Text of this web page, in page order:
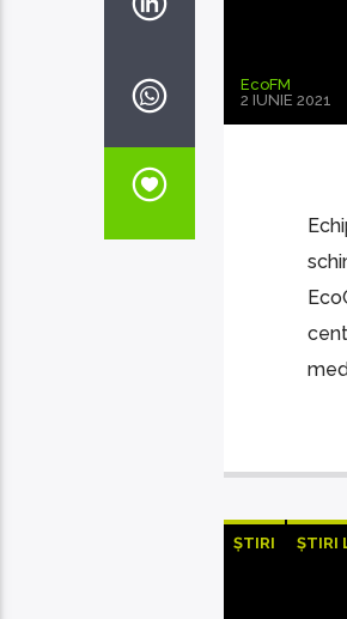
EcoFM
2 IUNIE 2021
ȘTIRI ȘTIRI